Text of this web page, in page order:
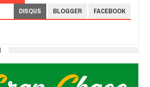
DISQUS BLOGGER FACEBOOK